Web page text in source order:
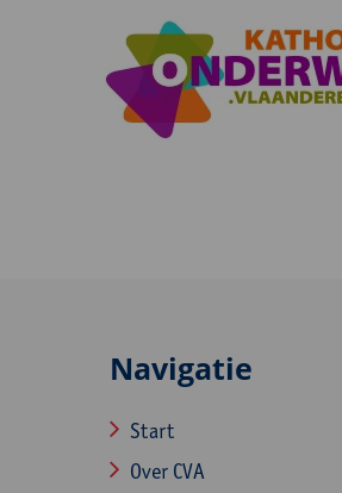
Navigatie
Start
Over CVA